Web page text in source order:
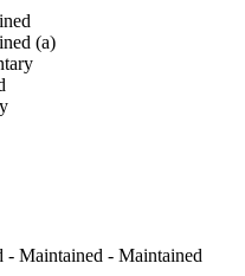
(a)
- Maintained - Maintained